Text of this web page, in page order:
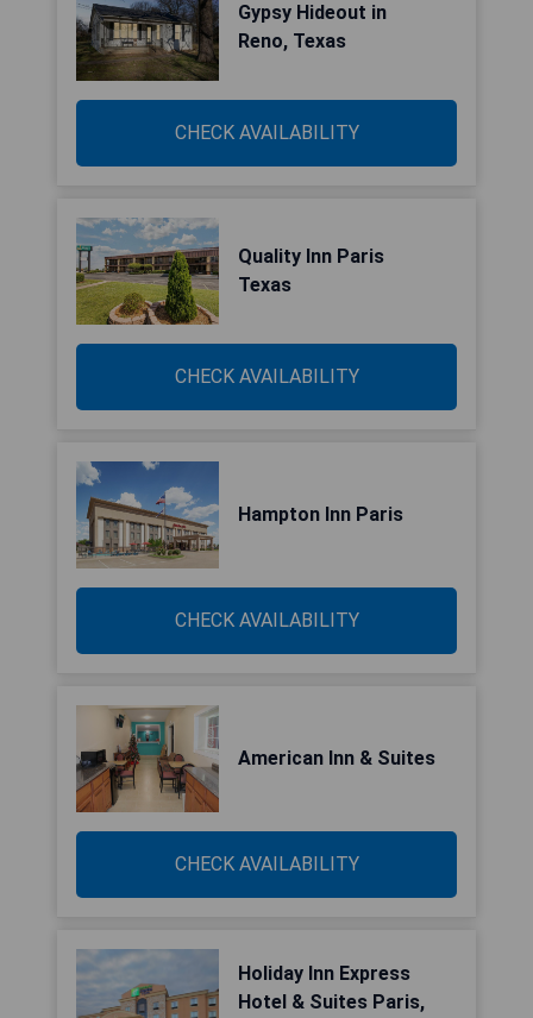
Gypsy Hideout in
Reno, Texas
CHECK AVAILABILITY
Quality Inn Paris
Texas
CHECK AVAILABILITY
Hampton Inn Paris
CHECK AVAILABILITY
American Inn & Suites
CHECK AVAILABILITY
Holiday Inn Express
Hotel & Suites Paris,